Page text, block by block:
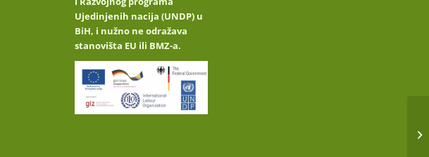
Ujedinjenih nacija (UNDP) u
BiH, i nužno ne odražava
stanovišta EU ili BMZ-a.